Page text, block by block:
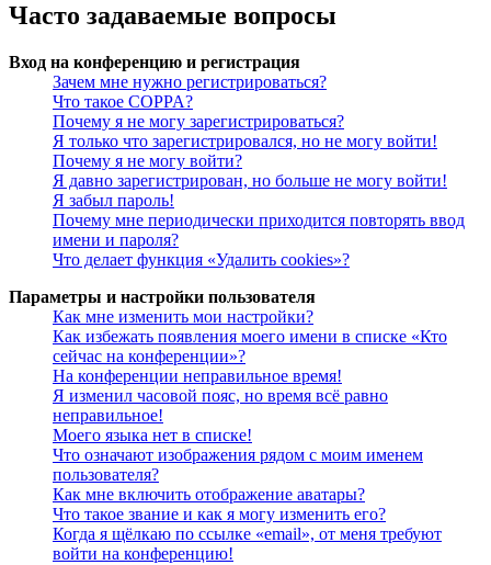
Часто задаваемые вопросы
Вход на конференцию и регистрация
Зачем мне нужно регистрироваться?
Что такое COPPA?
Почему я не могу зарегистрироваться?
Я только что зарегистрировался, но не могу войти!
Почему я не могу войти?
Я давно зарегистрирован, но больше не могу войти!
Я забыл пароль!
Почему мне периодически приходится повторять ввод
имени и пароля?
Что делает функция «Удалить cookies»?
Параметры и настройки пользователя
Как мне изменить мои настройки?
Как избежать появления моего имени в списке «Кто
сейчас на конференции»?
На конференции неправильное время!
Я изменил часовой пояс, но время всё равно
неправильное!
Моего языка нет в списке!
Что означают изображения рядом с моим именем
пользователя?
Как мне включить отображение аватары?
Что такое звание и как я могу изменить его?
Когда я щёлкаю по ссылке «email», от меня требуют
войти на конференцию!